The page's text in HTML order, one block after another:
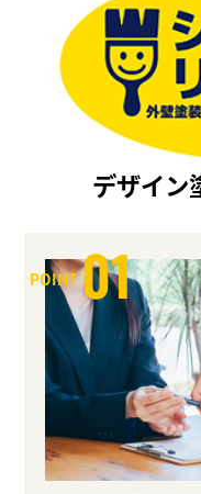
デザイン
POINT01